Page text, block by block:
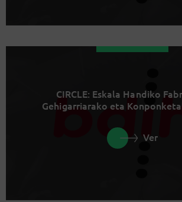
CIRCLE: Eskala Handiko
Gehigarriarako eta
Ver